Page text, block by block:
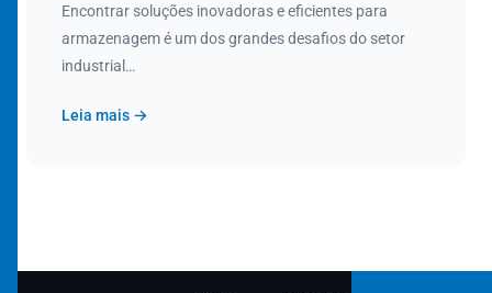
Encontrar soluções inovadoras e eficientes para
armazenagem é um dos grandes desafios do setor
industrial…
Leia mais →